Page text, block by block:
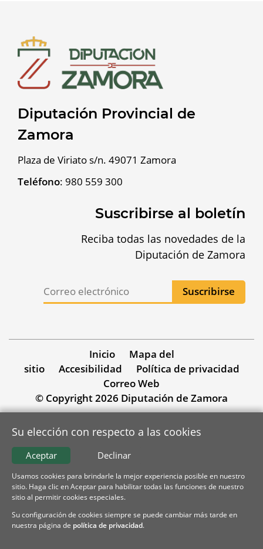
Diputación Provincial de
Zamora
Plaza de Viriato s/n. 49071 Zamora
Teléfono: 980 559 300
Suscribirse al boletín
Reciba todas las novedades de la
Diputación de Zamora
Inicio
Mapa del
sitio
Accesibilidad
Política de privacidad
Correo Web
© Copyright 2026 Diputación de Zamora
Su elección con respecto a las cookies
Declinar
Aceptar
Usamos cookies para brindarle la mejor experiencia posible en nuestro
sitio. Haga clic en Aceptar para habilitar todas las funciones de nuestro
sitio al permitir cookies especiales.
Su configuración de cookies siempre se puede cambiar más tarde en
nuestra página de política de privacidad.